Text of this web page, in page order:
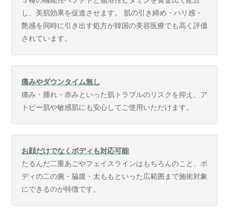
し、美肌効果を促進させます。 肌の引き締め・ハリ感・
艶感を同時に引き出す処方が韓国の美容医療でも高く評価
されています。
痛みやダウンタイム無し
痛み・腫れ・赤みといった肌トラブルのリスクを抑え、ア
トピー肌や敏感肌にも安心してご使用いただけます。
お顔だけでなくボディも対応可能
たるんだ二重あごやフェイスラインはもちろんのこと、ボ
ディの二の腕・脇腹・太ももといった広範囲まで施術対象
にできるのが特徴です。